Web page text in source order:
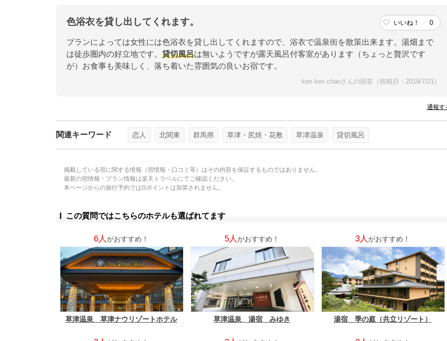
色浴衣を貸し出してくれます。 いいね！ 0
プランによっては女性には色浴衣を貸し出してくれますので、浴衣で温泉街を散策出来ます。湯畑まで
は徒歩圏内の好立地です。 貸切風呂は無いようですが露天風呂付客室があります（ちょっと贅沢です
が）お食事も美味しく、落ち着いた雰囲気の良いお宿です。
ken ken chanさんの回答（投稿日：2019/7/21）
通報す
関連キーワード 恋人 北関東 群馬県 草津・尻焼・花敷 草津温泉 貸切風呂
掲載している宿に関する情報（宿情報・口コミ等）はその内容を保証するものではありません。
最新の宿情報・プラン情報は楽天トラベルにてご確認ください。
本ページからの旅行予約ではGポイントは加算されません。
この質問ではこちらのホテルも選ばれてます
6人がおすすめ！
草津温泉 草津ナウリゾートホテル
5人がおすすめ！
草津温泉 湯宿 みゆき
3人がおすすめ！
湯宿 季の庭（共立リゾート）